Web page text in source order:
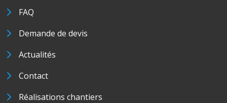
FAQ
Demande de devis
Actualités
Contact
Réalisations chantiers